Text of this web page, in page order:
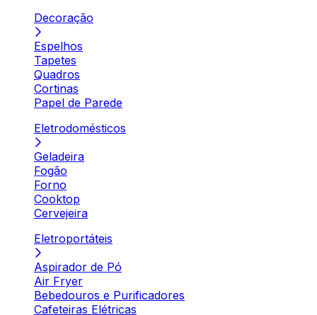
Decoração
Espelhos
Tapetes
Quadros
Cortinas
Papel de Parede
Eletrodomésticos
Geladeira
Fogão
Forno
Cooktop
Cervejeira
Eletroportáteis
Aspirador de Pó
Air Fryer
Bebedouros e Purificadores
Cafeteiras Elétricas